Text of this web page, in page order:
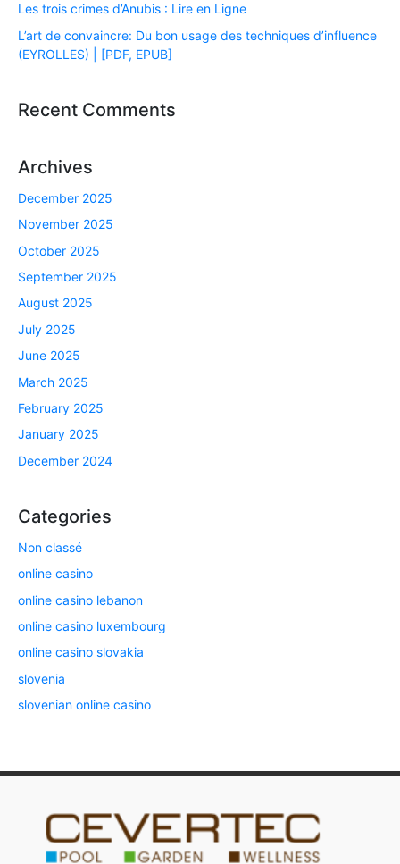
Les trois crimes d’Anubis : Lire en Ligne
L’art de convaincre: Du bon usage des techniques d’influence
(EYROLLES) | [PDF, EPUB]
Recent Comments
Archives
December 2025
November 2025
October 2025
September 2025
August 2025
July 2025
June 2025
March 2025
February 2025
January 2025
December 2024
Categories
Non classé
online casino
online casino lebanon
online casino luxembourg
online casino slovakia
slovenia
slovenian online casino